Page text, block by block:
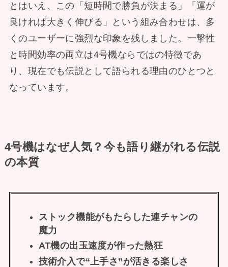
とはいえ、この「短時間で勝負が決まる」「運が
良ければ大きく伸びる」という組み合わせは、多
くのユーザーに強烈な印象を残しました。一撃性
と時間効率の両立は4号機ならではの特徴であ
り、現在でも伝説として語られる理由のひとつと
なっています。
4号機はなぜ人気？今も語り継がれる伝説
の本質
ストック機能がもたらした連チャンの
魔力
AT機の出玉速度が作った熱狂
技術介入で“上手さ”が活きる楽しさ